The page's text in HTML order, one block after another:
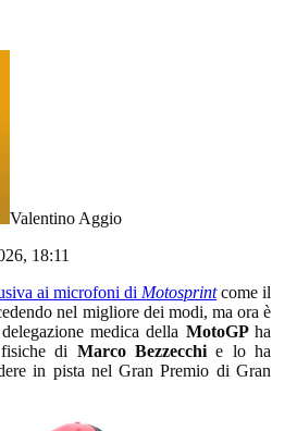
Valentino Aggio
18:11
ai microfoni di Motosprintcome il
nel migliore dei modi, ma ora è
medica della MotoGPha
di Marco Bezzecchi e lo ha
in pista nel Gran Premio di Gran